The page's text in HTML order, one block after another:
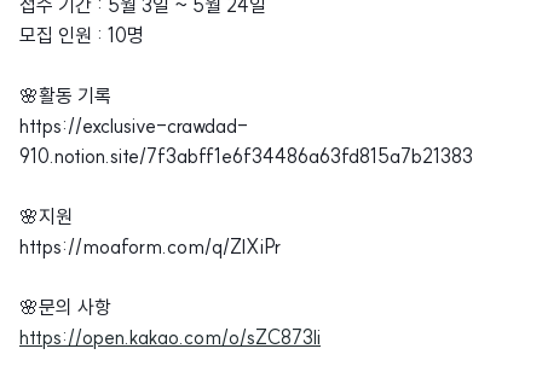
접수 기간 : 5월 3일 ~ 5월 24일
모집 인원 : 10명
🌸활동 기록
https://exclusive-crawdad-
910.notion.site/7f3abff1e6f34486a63fd815a7b21383
🌸지원
https://moaform.com/q/ZlXiPr
🌸문의 사항
https://open.kakao.com/o/sZC873li